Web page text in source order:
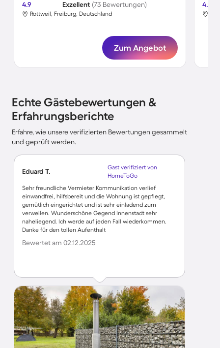
4.9 Exzellent (73 Bewertungen)
Rottweil, Freiburg, Deutschland
Zum Angebot
4.9
Echte Gästebewertungen &
Erfahrungsberichte
Erfahre, wie unsere verifizierten Bewertungen gesammelt
und geprüft werden.
Eduard T.
Gast verifiziert von
HomeToGo
Sehr freundliche Vermieter Kommunikation verlief
einwandfrei, hilfsbereit und die Wohnung ist gepflegt,
gemütlich eingerichtet und ist sehr einladend zum
verweilen. Wunderschöne Gegend Innenstadt sehr
naheliegend. Ich werde auf jeden Fall wiederkommen.
Danke für den tollen Aufenthalt
Bewertet am 02.12.2025